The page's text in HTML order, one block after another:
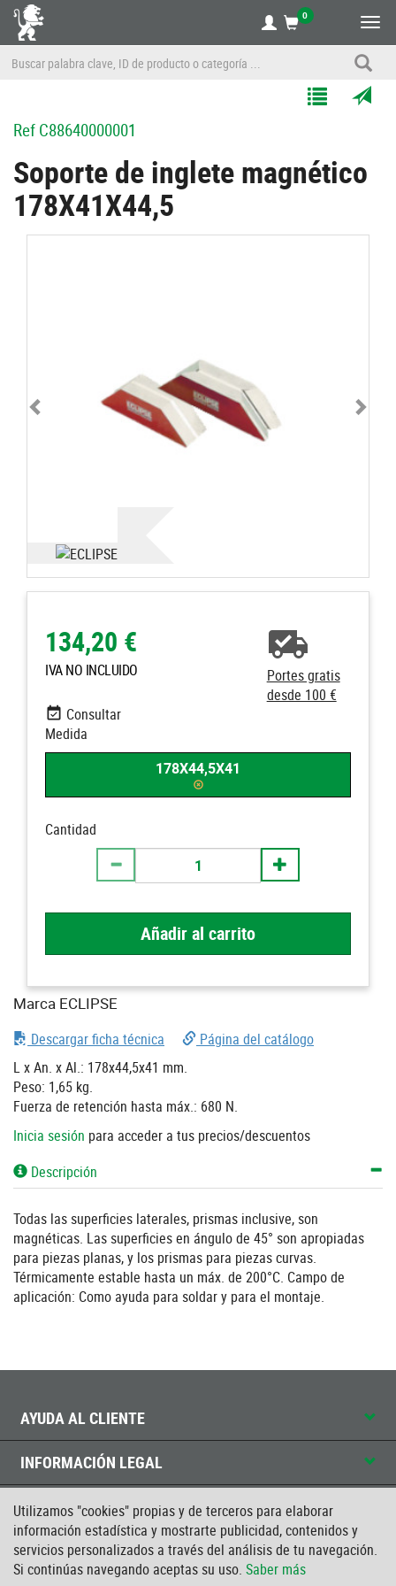
Utilizamos "cookies" propias y de terceros para elaborar
información estadística y mostrarte publicidad, contenidos y
servicios personalizados a través del análisis de tu navegación.
Si continúas navegando aceptas su uso. Saber más
0
a
Listas
RefC88640000001
Soporte de inglete magnético
178X41X44,5
134,20 €
IVA NO INCLUIDO
Portes gratis
desde 100 €
Consultar
Medida
178X44,5X41
Cantidad
Añadir al carrito
Marca ECLIPSE
Descargar ficha técnica
Página del catálogo
L x An. x Al.: 178x44,5x41 mm.
Peso: 1,65 kg.
Fuerza de retención hasta máx.: 680 N.
Inicia sesión para acceder a tus precios/descuentos
Descripción
Todas las superficies laterales, prismas inclusive, son
magnéticas. Las superficies en ángulo de 45° son apropiadas
para piezas planas, y los prismas para piezas curvas.
Térmicamente estable hasta un máx. de 200°C. Campo de
aplicación: Como ayuda para soldar y para el montaje.
AYUDA AL CLIENTE
INFORMACIÓN LEGAL
CONTACTO
CERTIFICADO ISO